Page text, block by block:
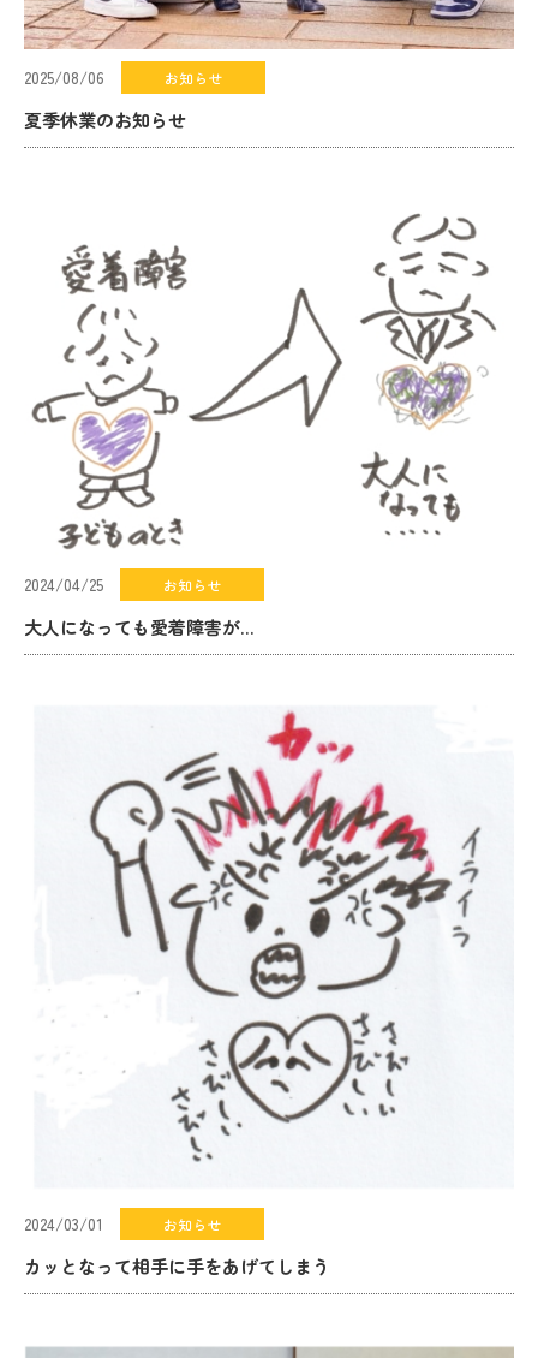
2025/08/06 お知らせ
夏季休業のお知らせ
2024/04/25 お知らせ
大人になっても愛着障害が…
2024/03/01 お知らせ
カッとなって相手に手をあげてしまう